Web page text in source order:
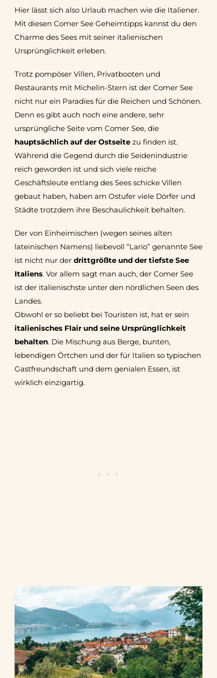
Hier lässt sich also Urlaub machen wie die Italiener.
Mit diesen Comer See Geheimtipps kannst du den
Charme des Sees mit seiner italienischen
Ursprünglichkeit erleben.
Trotz pompöser Villen, Privatbooten und
Restaurants mit Michelin-Stern ist der Comer See
nicht nur ein Paradies für die Reichen und Schönen.
Denn es gibt auch noch eine andere, sehr
ursprüngliche Seite vom Comer See, die
hauptsächlich auf der Ostseite zu finden ist.
Während die Gegend durch die Seidenindustrie
reich geworden ist und sich viele reiche
Geschäftsleute entlang des Sees schicke Villen
gebaut haben, haben am Ostufer viele Dörfer und
Städte trotzdem ihre Beschaulichkeit behalten.
Der von Einheimischen (wegen seines alten
lateinischen Namens) liebevoll “Lario” genannte See
ist nicht nur der drittgrößte und der tiefste See
Italiens. Vor allem sagt man auch, der Comer See
ist der italienischste unter den nördlichen Seen des
Landes.
Obwohl er so beliebt bei Touristen ist, hat er sein
italienisches Flair und seine Ursprünglichkeit
behalten. Die Mischung aus Berge, bunten,
lebendigen Örtchen und der für Italien so typischen
Gastfreundschaft und dem genialen Essen, ist
wirklich einzigartig.